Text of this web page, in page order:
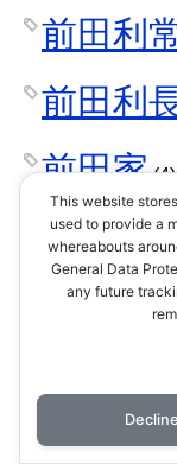
前田利
前田利
前田家(4)
前田慶
剣術
加持祈
This website
used to provide a
whereabouts
General Data
any future
Decline